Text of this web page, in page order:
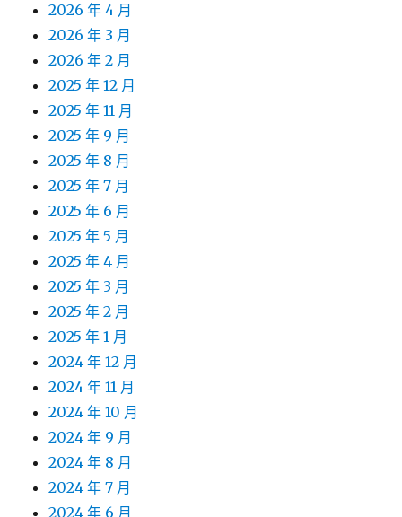
2026 年 4 月
2026 年 3 月
2026 年 2 月
2025 年 12 月
2025 年 11 月
2025 年 9 月
2025 年 8 月
2025 年 7 月
2025 年 6 月
2025 年 5 月
2025 年 4 月
2025 年 3 月
2025 年 2 月
2025 年 1 月
2024 年 12 月
2024 年 11 月
2024 年 10 月
2024 年 9 月
2024 年 8 月
2024 年 7 月
2024 年 6 月